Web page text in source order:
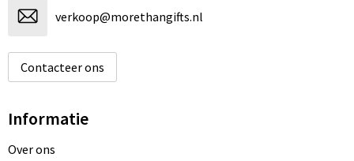
verkoop@morethangifts.nl
Contacteer ons
Informatie
Over ons